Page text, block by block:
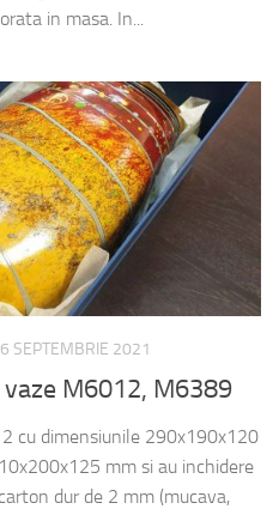
in masa. In...
6 SEPTEMBRIE 2021
M6012, M6389
cu dimensiunile 290x190x120
mm si au inchidere
dur de 2 mm (mucava,